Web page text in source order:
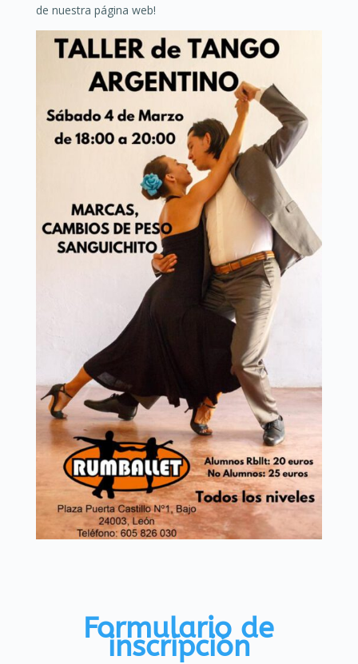
de nuestra página web!
Formulario de
inscripción